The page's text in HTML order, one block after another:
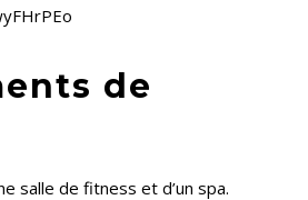
de
salle de fitness et d’un spa.